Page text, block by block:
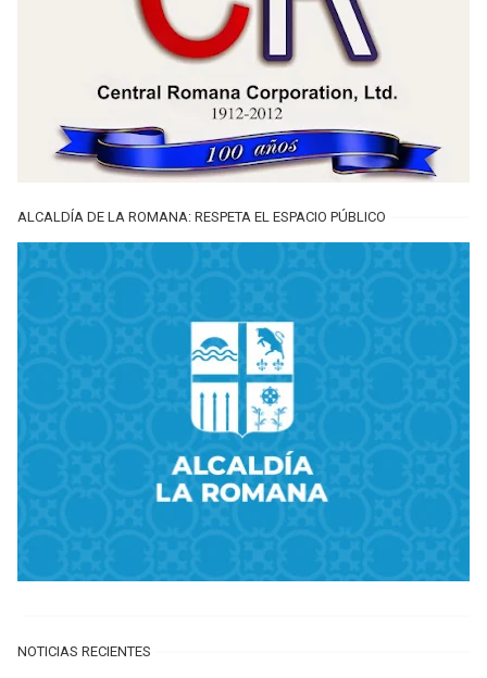
ALCALDÍA DE LA ROMANA: RESPETA EL ESPACIO PÚBLICO
NOTICIAS RECIENTES